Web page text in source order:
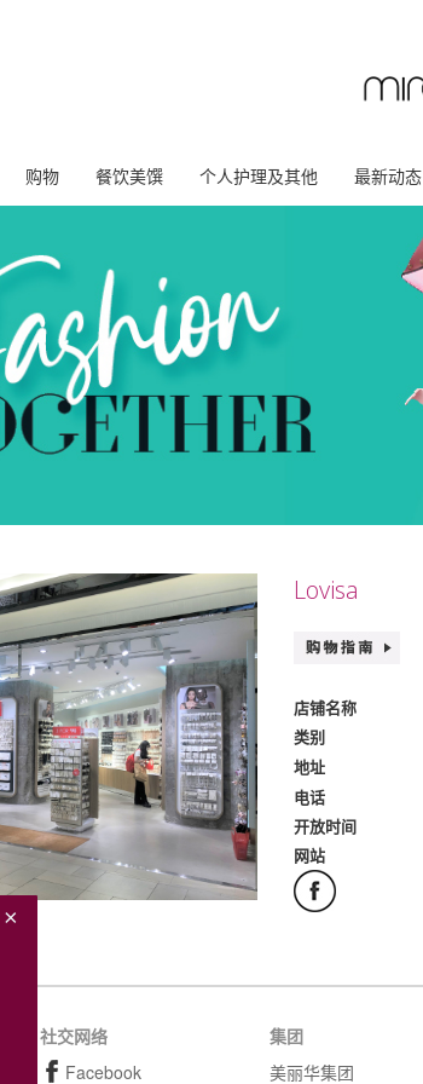
购物 餐饮美馔 个人护理及其他 最新动态
Lovisa
店铺名称
类别
地址
电话
开放时间
网站
社交网络
Facebook
集团
美丽华集团